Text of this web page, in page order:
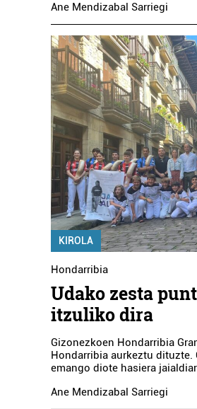
Ane Mendizabal Sarriegi
KIROLA
Hondarribia
Udako zesta
itzuliko dira
Gizonezkoen Hondarribia
Hondarribia aurkeztu dituzte.
emango diote hasiera
Ane Mendizabal Sarriegi